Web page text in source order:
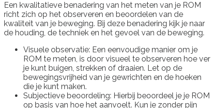
Een kwalitatieve benadering van het meten van je ROM
richt zich op het observeren en beoordelen van de
kwaliteit van je beweging. Bij deze benadering kijk je naar
de houding, de techniek en het gevoel van de beweging.
Visuele observatie: Een eenvoudige manier om je
ROM te meten, is door visueel te observeren hoe ver
je kunt buigen, strekken of draaien. Let op de
bewegingsvrijheid van je gewrichten en de hoeken
die je kunt maken.
Subjectieve beoordeling: Hierbij beoordeel je je ROM
op basis van hoe het aanvoelt. Kun je zonder pijn